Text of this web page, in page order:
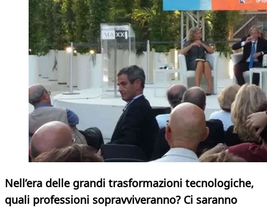
Nell’era delle grandi trasformazioni tecnologiche,
quali professioni sopravviveranno? Ci saranno